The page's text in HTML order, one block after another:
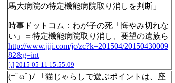
馬大病院の特定機能病院取り消しを判断」
時事ドットコム：わが子の死「悔やみ切れな
い」＝特定機能病院取り消し、要望の遺族ら
http://www.jiji.com/jc/zc?k=201504/20150430009
82&g=int
[t] 2015-05-11 15:55:09
(=ﾟωﾟ)ﾉ 「猫じゃらしで遊ぶポイントは、座